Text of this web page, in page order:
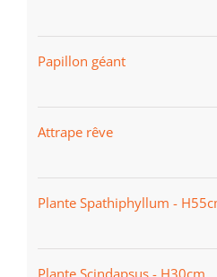
Papillon géant
Attrape rêve
Plante Spathiphyllum -
Plante Scindapsus - H30cm